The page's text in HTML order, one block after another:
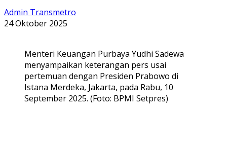
Admin Transmetro
24 Oktober 2025
Menteri Keuangan Purbaya Yudhi Sadewa
menyampaikan keterangan pers usai
pertemuan dengan Presiden Prabowo di
Istana Merdeka, Jakarta, pada Rabu, 10
September 2025. (Foto: BPMI Setpres)